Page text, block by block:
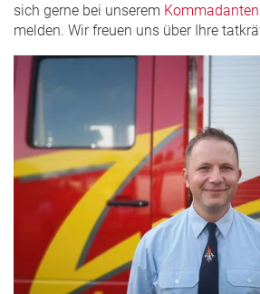
sich gerne bei unserem Kommadanten
melden. Wir freuen uns über Ihre